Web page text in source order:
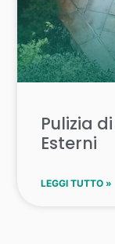
Pulizia
Esterni
LEGGI TUTTO »